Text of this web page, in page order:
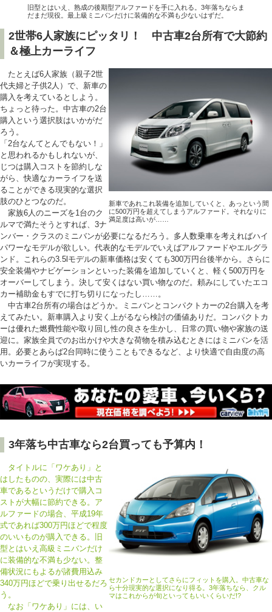
旧型とはいえ、熟成の後期型アルファードを手に入れる。3年落ちならま
だまだ現役。最上級ミニバンだけに装備的な不満も少ないはずだ。
2世帯6人家族にピッタリ！ 中古車2台所有で大節約
＆極上カーライフ
新車であれこれ装備を追加していくと、あっという間
に500万円を超えてしまうアルファード。それなりに
満足度は高いが……
たとえば6人家族（親子2世
代夫婦と子供2人）で、新車の
購入を考えているとしよう。
ちょっと待った。中古車の2台
購入という選択肢はいかがだ
ろう。
「2台なんてとんでもない！」
と思われるかもしれないが、
じつは購入コストを節約しな
がら、快適なカーライフを送
ることができる現実的な選択
肢のひとつなのだ。
家族6人のニーズを1台のク
ルマで満たそうとすれば、3ナ
ンバー・クラスのミニバンが必要になるだろう。多人数乗車を考えればハイ
パワーなモデルが欲しい。代表的なモデルでいえばアルファードやエルグラ
ンド。これらの3.5lモデルの新車価格は安くても300万円台後半から。さらに
安全装備やナビゲーションといった装備を追加していくと、軽く500万円を
オーバーしてしまう。決して安くはない買い物なのだ。頼みにしていたエコ
カー補助金もすでに打ち切りになったし……。
中古車2台所有の場合はどうか。ミニバンとコンパクトカーの2台購入を考
えてみたい。新車購入より安く上がるなら検討の価値ありだ。コンパクトカ
ーは優れた燃費性能や取り回し性の良さを生かし、日常の買い物や家族の送
迎に。家族全員でのお出かけや大きな荷物を積み込むときにはミニバンを活
用。必要とあらば2台同時に使うこともできるなど、より快適で自由度の高
いカーライフが実現する。
3年落ち中古車なら2台買っても予算内！
セカンドカーとしてさらにフィットを購入。中古車な
ら十分現実的な選択になり得る。3年落ちなら、クル
マはこれからが旬といってもいいくらいだ!?
タイトルに「ワケあり」と
はしたものの、実際には中古
車であるというだけで購入コ
ストが大幅に節約できる。ア
ルファードの場合、平成19年
式であれば300万円ほどで程度
のいいものが購入できる。旧
型とはいえ高級ミニバンだけ
に装備的な不満も少ない。整
備状況にもよるが諸費用込み
340万円ほどで乗り出せるだろ
う。
なお「ワケあり」には、い